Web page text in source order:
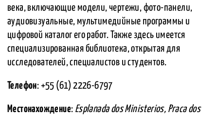
века, включающие модели, чертежи, фото-панели,
аудиовизуальные, мультимедийные программы и
цифровой каталог его работ. Также здесь имеется
специализированная библиотека, открытая для
исследователей, специалистов и студентов.
Телефон: +55 (61) 2226-6797
Местонахождение: Esplanada dos Ministerios, Praca dos